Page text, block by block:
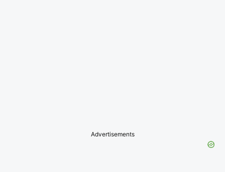
Advertisements